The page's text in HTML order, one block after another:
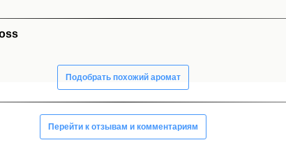
Подобрать похожий аромат
Перейти к отзывам и комментариям